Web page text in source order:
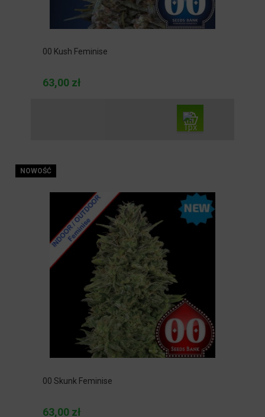
00 Kush Feminise
63,00 zł
00 Skunk Feminise
63,00 zł
NOWOŚĆ